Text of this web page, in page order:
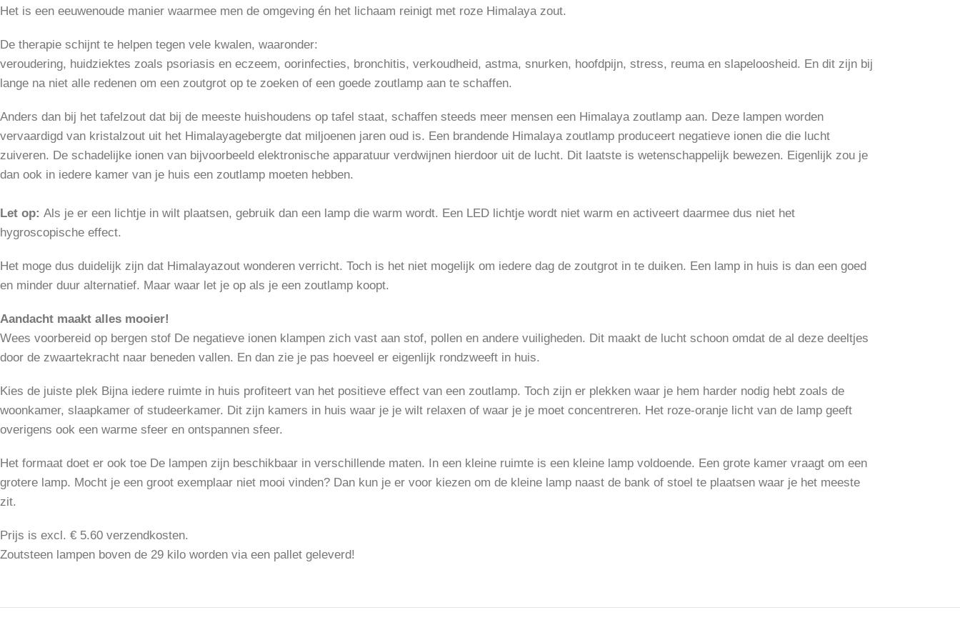
Het is een eeuwenoude manier waarmee men de omgeving én het lichaam reinigt met roze Himalaya zout.
De therapie schijnt te helpen tegen vele kwalen, waaronder:
veroudering, huidziektes zoals psoriasis en eczeem, oorinfecties, bronchitis, verkoudheid, astma, snurken, hoofdpijn, stress, reuma en slapeloosheid. En dit zijn bij
lange na niet alle redenen om een zoutgrot op te zoeken of een goede zoutlamp aan te schaffen.
Anders dan bij het tafelzout dat bij de meeste huishoudens op tafel staat, schaffen steeds meer mensen een Himalaya zoutlamp aan. Deze lampen worden
vervaardigd van kristalzout uit het Himalayagebergte dat miljoenen jaren oud is. Een brandende Himalaya zoutlamp produceert negatieve ionen die die lucht
zuiveren. De schadelijke ionen van bijvoorbeeld elektronische apparatuur verdwijnen hierdoor uit de lucht. Dit laatste is wetenschappelijk bewezen. Eigenlijk zou je
dan ook in iedere kamer van je huis een zoutlamp moeten hebben.
Let op: Als je er een lichtje in wilt plaatsen, gebruik dan een lamp die warm wordt. Een LED lichtje wordt niet warm en activeert daarmee dus niet het
hygroscopische effect.
Het moge dus duidelijk zijn dat Himalayazout wonderen verricht. Toch is het niet mogelijk om iedere dag de zoutgrot in te duiken. Een lamp in huis is dan een goed
en minder duur alternatief. Maar waar let je op als je een zoutlamp koopt.
Aandacht maakt alles mooier!
Wees voorbereid op bergen stof De negatieve ionen klampen zich vast aan stof, pollen en andere vuiligheden. Dit maakt de lucht schoon omdat de al deze deeltjes
door de zwaartekracht naar beneden vallen. En dan zie je pas hoeveel er eigenlijk rondzweeft in huis.
Kies de juiste plek Bijna iedere ruimte in huis profiteert van het positieve effect van een zoutlamp. Toch zijn er plekken waar je hem harder nodig hebt zoals de
woonkamer, slaapkamer of studeerkamer. Dit zijn kamers in huis waar je je wilt relaxen of waar je je moet concentreren. Het roze-oranje licht van de lamp geeft
overigens ook een warme sfeer en ontspannen sfeer.
Het formaat doet er ook toe De lampen zijn beschikbaar in verschillende maten. In een kleine ruimte is een kleine lamp voldoende. Een grote kamer vraagt om een
grotere lamp. Mocht je een groot exemplaar niet mooi vinden? Dan kun je er voor kiezen om de kleine lamp naast de bank of stoel te plaatsen waar je het meeste
zit.
Prijs is excl. € 5.60 verzendkosten.
Zoutsteen lampen boven de 29 kilo worden via een pallet geleverd!